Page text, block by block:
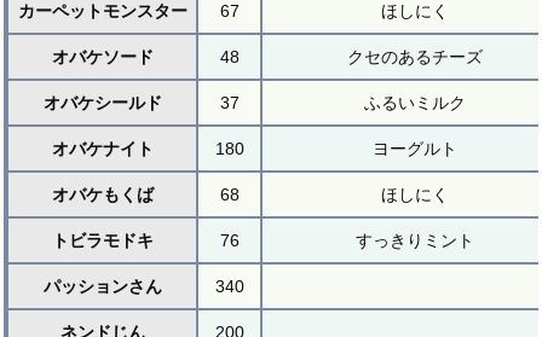
カーペットモンスター 67 ほしにく
オバケソード 48 クセのあるチーズ
オバケシールド 37 ふるいミルク
オバケナイト 180 ヨーグルト
オバケもくば 68 ほしにく
トビラモドキ 76 すっきりミント
パッションさん 340
ネンドじん 200